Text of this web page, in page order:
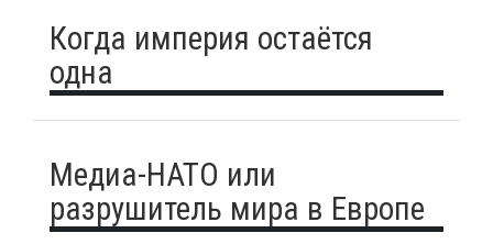
Когда империя остаётся
одна
Медиа-НАТО или
разрушитель мира в Европе